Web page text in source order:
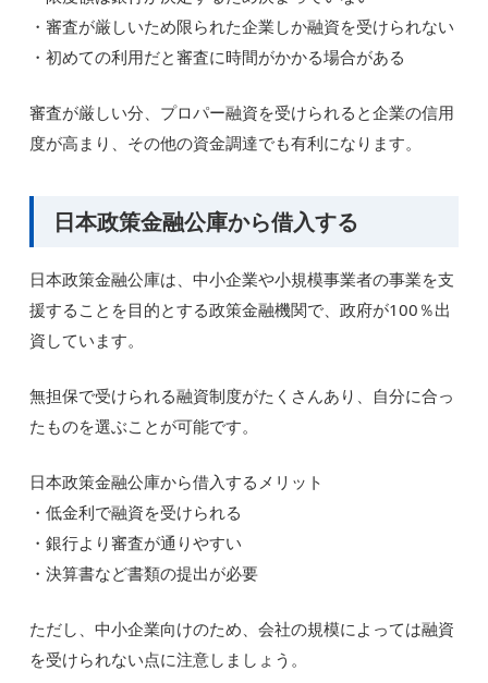
・審査が厳しいため限られた企業しか融資を受けられない
・初めての利用だと審査に時間がかかる場合がある
審査が厳しい分、プロパー融資を受けられると企業の信用
度が高まり、その他の資金調達でも有利になります。
日本政策金融公庫から借入する
日本政策金融公庫は、中小企業や小規模事業者の事業を支
援することを目的とする政策金融機関で、政府が100％出
資しています。
無担保で受けられる融資制度がたくさんあり、自分に合っ
たものを選ぶことが可能です。
日本政策金融公庫から借入するメリット
・低金利で融資を受けられる
・銀行より審査が通りやすい
・決算書など書類の提出が必要
ただし、中小企業向けのため、会社の規模によっては融資
を受けられない点に注意しましょう。